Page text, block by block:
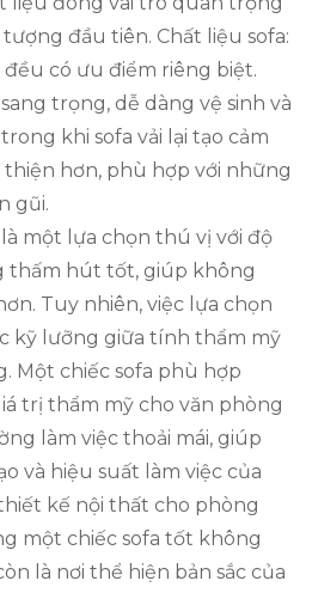
đầu tiên. Chất liệu sofa:
đều có ưu điểm riêng biệt.
trọng, dễ dàng vệ sinh và
khi sofa vải lại tạo cảm
hơn, phù hợp với những
gũi.
là một lựa chọn thú vị với độ
thấm hút tốt, giúp không
Tuy nhiên, việc lựa chọn
kỹ lưỡng giữa tính thẩm mỹ
Một chiếc sofa phù hợp
trị thẩm mỹ cho văn phòng
làm việc thoải mái, giúp
và hiệu suất làm việc của
kế nội thất cho phòng
một chiếc sofa tốt không
là nơi thể hiện bản sắc của